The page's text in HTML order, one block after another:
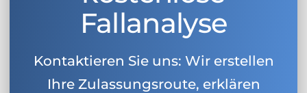
Fallanalyse
Kontaktieren Sie uns: Wir erstellen
Ihre Zulassungsroute, erklären